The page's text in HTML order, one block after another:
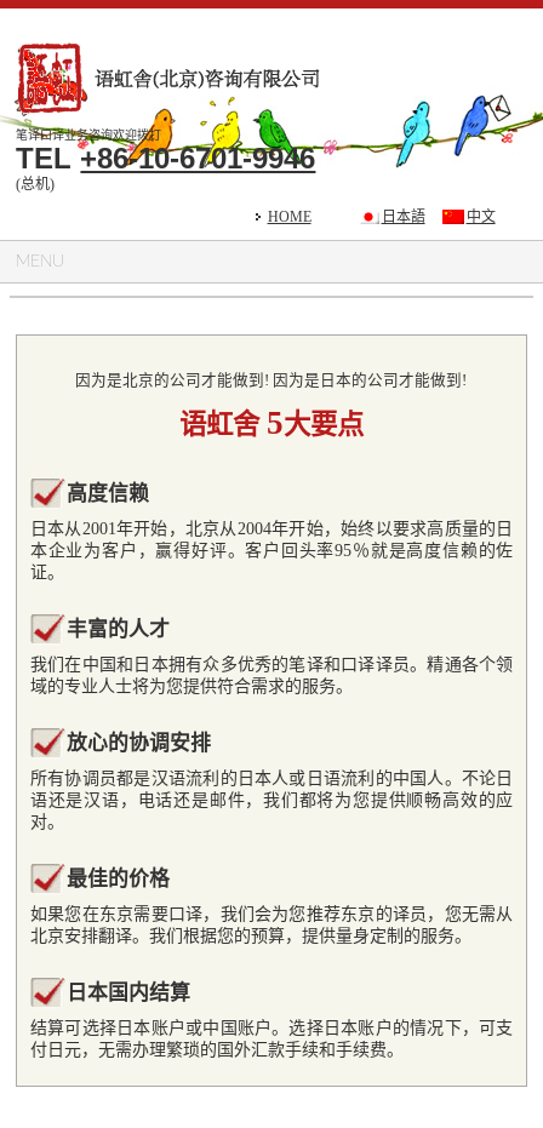
笔译口译业务咨询欢迎拨打
TEL+86-10-6701-9946
(总机)
日本語
中文
HOME
MENU
因为是北京的公司才能做到! 因为是日本的公司才能做到!
语虹舍 5大要点
高度信赖
日本从2001年开始，北京从2004年开始，始终以要求高质量的日
本企业为客户，赢得好评。客户回头率95％就是高度信赖的佐
证。
丰富的人才
我们在中国和日本拥有众多优秀的笔译和口译译员。精通各个领
域的专业人士将为您提供符合需求的服务。
放心的协调安排
所有协调员都是汉语流利的日本人或日语流利的中国人。不论日
语还是汉语，电话还是邮件，我们都将为您提供顺畅高效的应
对。
最佳的价格
如果您在东京需要口译，我们会为您推荐东京的译员，您无需从
北京安排翻译。我们根据您的预算，提供量身定制的服务。
日本国内结算
结算可选择日本账户或中国账户。选择日本账户的情况下，可支
付日元，无需办理繁琐的国外汇款手续和手续费。